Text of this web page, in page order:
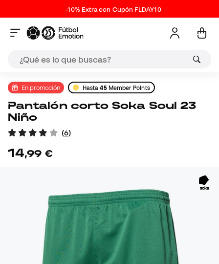
-10% Extra con Cupón FLDAY10
En promoción Hasta45Member Points
Pantalón corto Soka Soul 23
Niño
(6)
14,99 €